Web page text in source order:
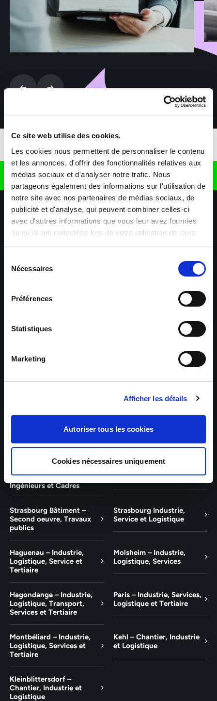
Ce site web utilise des cookies.
Les cookies nous permettent de personnaliser le contenu
et les annonces, d'offrir des fonctionnalités relatives aux
médias sociaux et d'analyser notre trafic. Nous
partageons également des informations sur l'utilisation de
notre site avec nos partenaires de médias sociaux, de
publicité et d'analyse, qui peuvent combiner celles-ci
avec d'autres informations que vous leur avez fournies
ou qu'ils ont collectées lors de votre utilisation de leurs
services.
Nécessaires
Préférences
Statistiques
Marketing
Afficher les détails
Autoriser tous les cookies
Cookies nécessaires uniquement
Retrouvez nous sur
Nos agences Aide & Contact
Maxiplan
Mulhouse – Industrie,
Logistique, Transport et
Bâtiment et Tertiaire
Logistique, Bâtiment et
Guebwiller – Industrie,
Experts Paris – Tertiaire,
Cadres
Experts Strasbourg –
Illkirch-Graffenstaden
Experts Saint-Louis –
Tertiaire, Techniciens,
Ingénieurs et Cadres
Tertiaire, Techniciens,
Ingénieurs et Cadres
Saint-Louis – Industrie,
Logistique, Service
Strasbourg Bâtiment –
Second oeuvre, Travaux
publics
Strasbourg Industrie,
Service et Logistique
Haguenau – Industrie,
Logistique, Service et
Tertiaire
Molsheim – Industrie,
Logistique, Services
Hagondange – Industrie,
Logistique, Transport,
Services et Tertiaire
Paris – Industrie, Services,
Logistique et Tertiaire
Montbéliard – Industrie,
Logistique, Services et
Tertiaire
Kehl – Chantier, Industrie
et Logistique
Kleinblittersdorf –
Chantier, Industrie et
Logistique